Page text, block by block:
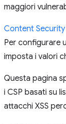
maggiori
Content Security
Per configurare
imposta i valori
Questa pagina
i CSP basati su
attacchi XSS